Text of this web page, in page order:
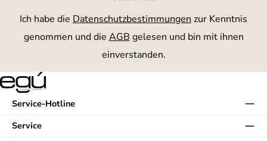
Ich habe die Datenschutzbestimmungen zur Kenntnis
genommen und die AGB gelesen und bin mit ihnen
einverstanden.
Service-Hotline
Service